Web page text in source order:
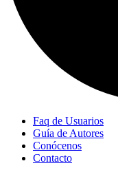
Faq de Usuarios
Guía de Autores
Conócenos
Contacto